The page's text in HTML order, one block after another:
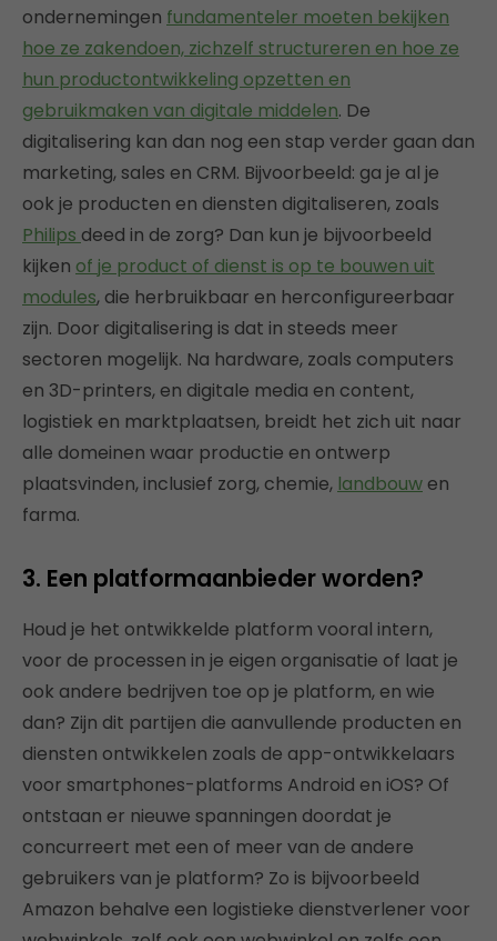
ondernemingen fundamenteler moeten bekijken
hoe ze zakendoen, zichzelf structureren en hoe ze
hun productontwikkeling opzetten en
gebruikmaken van digitale middelen. De
digitalisering kan dan nog een stap verder gaan dan
marketing, sales en CRM. Bijvoorbeeld: ga je al je
ook je producten en diensten digitaliseren, zoals
Philips deed in de zorg? Dan kun je bijvoorbeeld
kijken of je product of dienst is op te bouwen uit
modules, die herbruikbaar en herconfigureerbaar
zijn. Door digitalisering is dat in steeds meer
sectoren mogelijk. Na hardware, zoals computers
en 3D-printers, en digitale media en content,
logistiek en marktplaatsen, breidt het zich uit naar
alle domeinen waar productie en ontwerp
plaatsvinden, inclusief zorg, chemie, landbouw en
farma.
3. Een platformaanbieder worden?
Houd je het ontwikkelde platform vooral intern,
voor de processen in je eigen organisatie of laat je
ook andere bedrijven toe op je platform, en wie
dan? Zijn dit partijen die aanvullende producten en
diensten ontwikkelen zoals de app-ontwikkelaars
voor smartphones-platforms Android en iOS? Of
ontstaan er nieuwe spanningen doordat je
concurreert met een of meer van de andere
gebruikers van je platform? Zo is bijvoorbeeld
Amazon behalve een logistieke dienstverlener voor